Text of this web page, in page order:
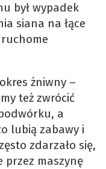
był wypadek
siana na łące
żniwny –
też zwrócić
a
lubią zabawy i
zdarzało się,
przez maszynę